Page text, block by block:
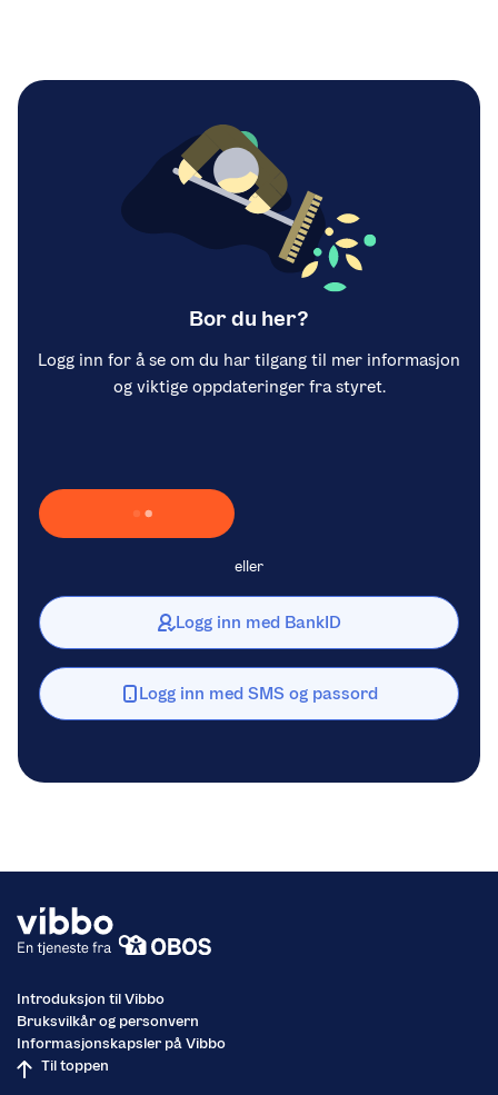
Bor du her?
Logg inn for å se om du har tilgang til mer informasjon
og viktige oppdateringer fra styret.
Laster inn Vipps …
eller
Logg inn med BankID
Logg inn med SMS og passord
Introduksjon til Vibbo
Bruksvilkår og personvern
Informasjonskapsler på Vibbo
Til toppen